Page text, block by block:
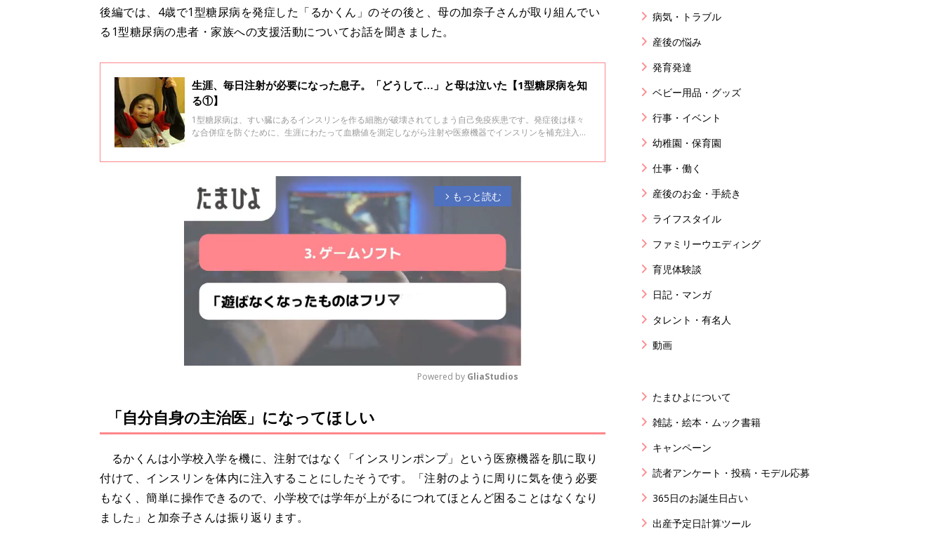
後編では、4歳で1型糖尿病を発症した「るかくん」のその後と、母の加奈子さんが取り組んでい
る1型糖尿病の患者・家族への支援活動についてお話を聞きました。
生涯、毎日注射が必要になった息子。「どうして…」と母は泣いた【1型糖尿病を知
る①】
1型糖尿病は、すい臓にあるインスリンを作る細胞が破壊されてしまう自己免疫疾患です。発症後は様々
な合併症を防ぐために、生涯にわたって血糖値を測定しながら注射や医療機器でインスリンを補充注入し
arrow_forward_ios もっと読む
u
t
e
Powered by GliaStudios
「自分自身の主治医」になってほしい
るかくんは小学校入学を機に、注射ではなく「インスリンポンプ」という医療機器を肌に取り
付けて、インスリンを体内に注入することにしたそうです。「注射のように周りに気を使う必要
もなく、簡単に操作できるので、小学校では学年が上がるにつれてほとんど困ることはなくなり
ました」と加奈子さんは振り返ります。
病気・トラブル
産後の悩み
発育発達
ベビー用品・グッズ
行事・イベント
幼稚園・保育園
仕事・働く
産後のお金・手続き
ライフスタイル
ファミリーウエディング
育児体験談
日記・マンガ
タレント・有名人
動画
たまひよについて
雑誌・絵本・ムック書籍
キャンペーン
読者アンケート・投稿・モデル応募
365日のお誕生日占い
出産予定日計算ツール